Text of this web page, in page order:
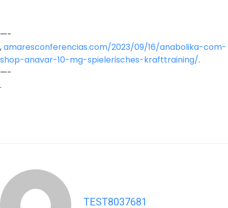
—-
,amaresconferencias.com/2023/09/16/anabolika-com-
shop-anavar-10-mg-spielerisches-krafttraining/.
—-
.
TEST8037681